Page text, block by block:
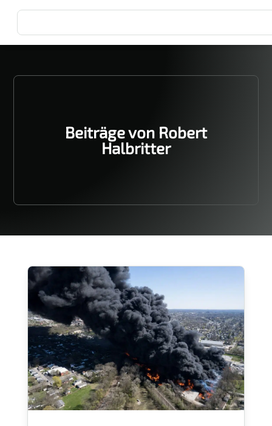
Beiträge von Robert
Halbritter